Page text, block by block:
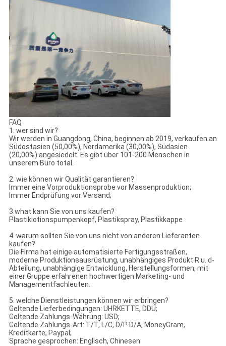
FAQ
1. wer sind wir?
Wir werden in Guangdong, China, beginnen ab 2019, verkaufen an
Südostasien (50,00%), Nordamerika (30,00%), Südasien
(20,00%) angesiedelt. Es gibt über 101-200 Menschen in
unserem Büro total.
2. wie können wir Qualität garantieren?
Immer eine Vorproduktionsprobe vor Massenproduktion;
Immer Endprüfung vor Versand;
3.what kann Sie von uns kaufen?
Plastiklotionspumpenkopf, Plastikspray, Plastikkappe
4. warum sollten Sie von uns nicht von anderen Lieferanten
kaufen?
Die Firma hat einige automatisierte Fertigungsstraßen,
moderne Produktionsausrüstung, unabhängiges Produkt R u. d-
Abteilung, unabhängige Entwicklung, Herstellungsformen, mit
einer Gruppe erfahrenen hochwertigen Marketing- und
Managementfachleuten.
5. welche Dienstleistungen können wir erbringen?
Geltende Lieferbedingungen: UHRKETTE, DDU;
Geltende Zahlungs-Währung: USD;
Geltende Zahlungs-Art: T/T, L/C, D/P D/A, MoneyGram,
Kreditkarte, Paypal;
Sprache gesprochen: Englisch, Chinesen